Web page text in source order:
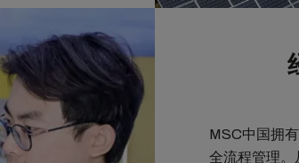
MSC中国拥
全流程管理。